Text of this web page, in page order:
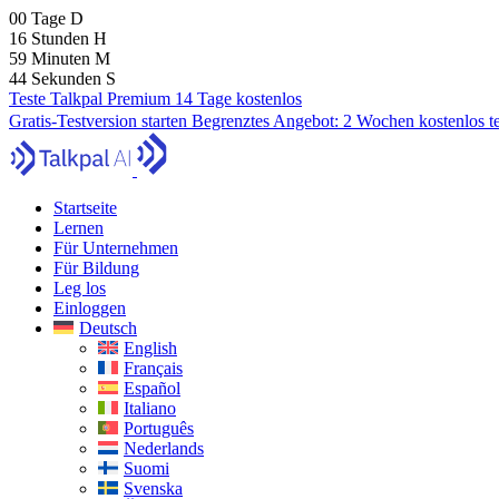
00 Tage D
16 Stunden H
59 Minuten M
43 Sekunden S
Teste Talkpal Premium 14 Tage kostenlos
Gratis-Testversion starten Begrenztes Angebot: 2 Wochen kostenlos
Startseite
Lernen
Für Unternehmen
Für Bildung
Leg los
Einloggen
Deutsch
English
Français
Español
Italiano
Português
Nederlands
Suomi
Svenska